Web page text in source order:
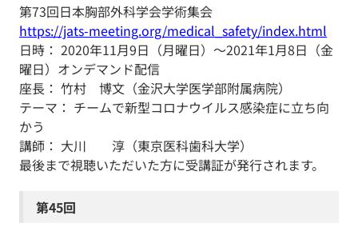
第73回日本胸部外科学会学術集会
https://jats-meeting.org/medical_safety/index.html
日時： 2020年11月9日（月曜日）～2021年1月8日（金
曜日）オンデマンド配信
座長： 竹村 博文（金沢大学医学部附属病院）
テーマ： チームで新型コロナウイルス感染症に立ち向
かう
講師： 大川 淳（東京医科歯科大学）
最後まで視聴いただいた方に受講証が発行されます。
第45回